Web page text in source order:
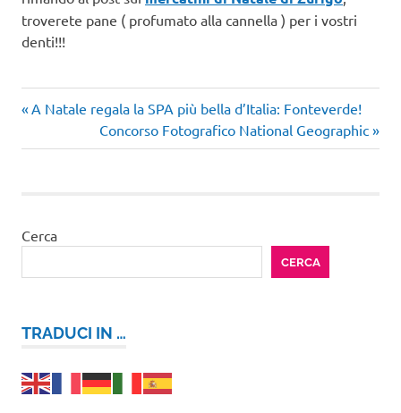
troverete pane ( profumato alla cannella ) per i vostri
denti!!!
nel
weekend
per due
Navigazione
articoli
Articolo
precedente:
A Natale regala la SPA più bella d’Italia: Fonteverde!
Articolo
successivo:
Concorso Fotografico National Geographic
Cerca
CERCA
TRADUCI IN …